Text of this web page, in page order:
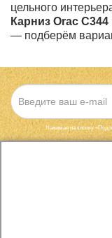
цельного
Карниз Orac
— подберём
Нажимая на кнопку